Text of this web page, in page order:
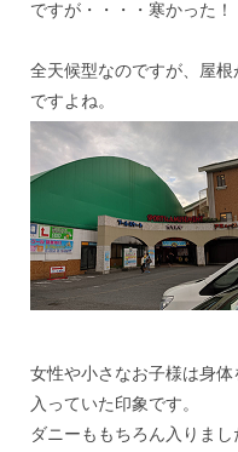
ですが・・・・寒かった！
全天候型なのですが、 屋根
ですよね。
女性や小さなお子様は身
入っていた印象です。
ダニーももちろん入りまし